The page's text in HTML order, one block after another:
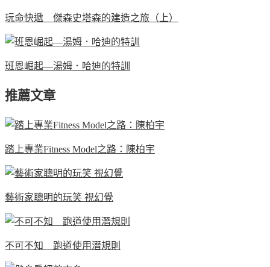
玩命快遞 傑森史塔森的建造之旅（上）
班恩崛起—湯姆．哈迪的特訓
推薦文章
踏上專業Fitness Model之路：陳柏宇
藝術家聰明的玩笑 視幻覺
不可不知 跑道使用潛規則